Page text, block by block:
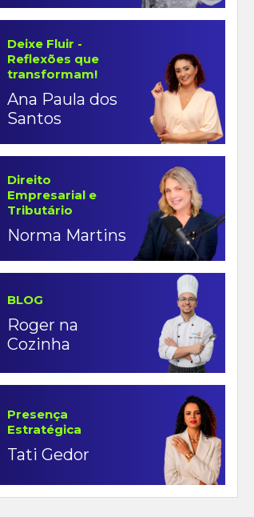
Deixe Fluir -
Reflexões que
transformam!
Ana Paula dos
Santos
Direito
Empresarial e
Tributário
Norma Martins
BLOG
Roger na
Cozinha
Presença
Estratégica
Tati Gedor